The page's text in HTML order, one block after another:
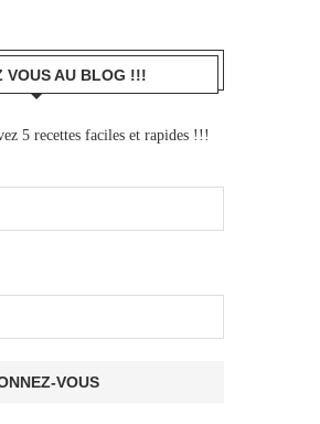
VOUS AU BLOG !!!
5 recettes faciles et rapides !!!